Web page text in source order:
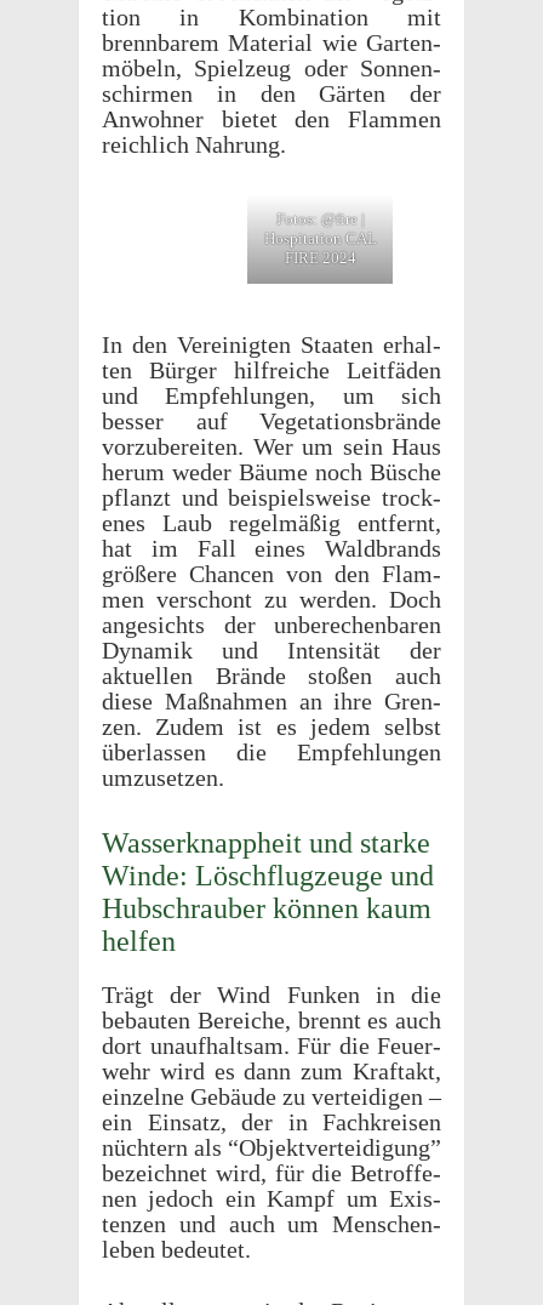
tion in Kombi­na­tion mit
brennbarem Mate­r­ial wie Garten­
mö­beln, Spielzeug oder Sonnen­
schir­men in den Gärten der
Anwohner bietet den Flam­men
reich­lich Nahrung.
Fotos: @fire |
Hospi­ta­tion CAL
FIRE 2024
In den Vere­inigten Staaten erhal­
ten Bürger hilfre­iche Leit­fä­den
und Empfehlun­gen, um sich
besser auf Vege­ta­tions­brände
vorzu­bere­iten. Wer um sein Haus
herum weder Bäume noch Büsche
pflanzt und beispiel­sweise trock­
enes Laub regelmäßig entfernt,
hat im Fall eines Wald­brands
größere Chan­cen von den Flam­
men verschont zu werden. Doch
angesichts der unberechen­baren
Dynamik und Inten­sität der
aktuellen Brände stoßen auch
diese Maßnah­men an ihre Gren­
zen. Zudem ist es jedem selbst
über­lassen die Empfehlun­gen
umzusetzen.
Wasserk­nap­pheit und starke
Winde: Löschflugzeuge und
Hubschrauber können kaum
helfen
Trägt der Wind Funken in die
bebauten Bere­iche, brennt es auch
dort unaufhalt­sam. Für die Feuer­
wehr wird es dann zum Kraftakt,
einzelne Gebäude zu vertei­di­gen –
ein Einsatz, der in Fachkreisen
nüchtern als “Objek­tvertei­di­gung”
beze­ich­net wird, für die Betrof­fe­
nen jedoch ein Kampf um Exis­
ten­zen und auch um Menschen­
leben bedeutet.